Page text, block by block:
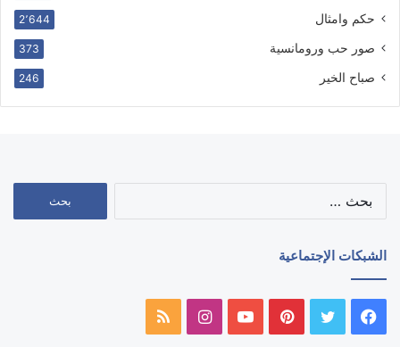
حكم وامثال 2٬644
صور حب ورومانسية 373
صباح الخير 246
الشبكات الإجتماعية
فيسبوك تويتر بينتيريستيوتيوبانستقرامملخص